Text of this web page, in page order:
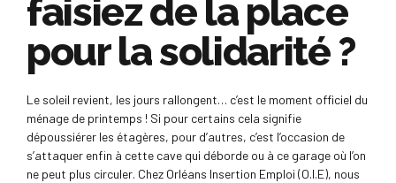
faisiez de la place
pour la solidarité ?
Le soleil revient, les jours rallongent… c’est le moment officiel du
ménage de printemps ! Si pour certains cela signifie
dépoussiérer les étagères, pour d’autres, c’est l’occasion de
s’attaquer enfin à cette cave qui déborde ou à ce garage où l’on
ne peut plus circuler. Chez Orléans Insertion Emploi (O.I.E), nous